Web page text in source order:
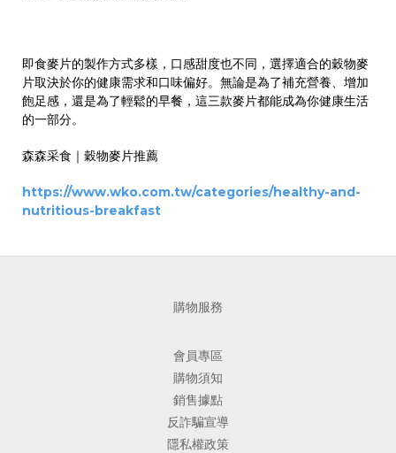
即食麥片的製作方式多樣，口感甜度也不同，選擇適合的穀物麥
片取決於你的健康需求和口味偏好。無論是為了補充營養、增加
飽足感，還是為了輕鬆的早餐，這三款麥片都能成為你健康生活
的一部分。
森森采食｜穀物麥片推薦
https://www.wko.com.tw/categories/healthy-and-
nutritious-breakfast
購物服務
會員專區
購物須知
銷售據點
反詐騙宣導
隱私權政策